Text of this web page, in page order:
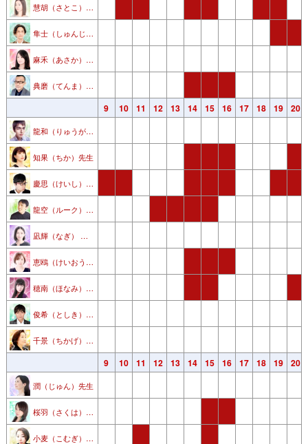
慧胡（さとこ） 先生
隼士（しゅんじ）先生
麻禾（あさか） 先生
典磨（てんま）先生
龍和（りゅうが）先生
知果（ちか）先生
慶思（けいし）先生
龍空（ルーク） 先生
凪輝（なぎ） 先生
恵鴎（けいおう）先生
穂南（ほなみ）先生
俊希（としき）先生
千景（ちかげ）先生
潤（じゅん）先生
桜羽（さくは） 先生
小麦（こむぎ）先生
9
9
10
10
11
11
12
12
13
13
14
14
15
15
16
16
17
17
18
18
19
19
20
20